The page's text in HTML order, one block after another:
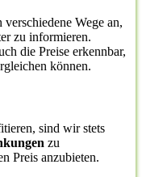
Wege an,
zu informieren.
die Preise erkennbar,
können.
sind wir stets
zu
Preis anzubieten.